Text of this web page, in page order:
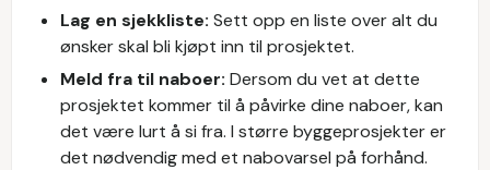
Lag en sjekkliste: Sett opp en liste over alt du
ønsker skal bli kjøpt inn til prosjektet.
Meld fra til naboer: Dersom du vet at dette
prosjektet kommer til å påvirke dine naboer, kan
det være lurt å si fra. I større byggeprosjekter er
det nødvendig med et nabovarsel på forhånd.